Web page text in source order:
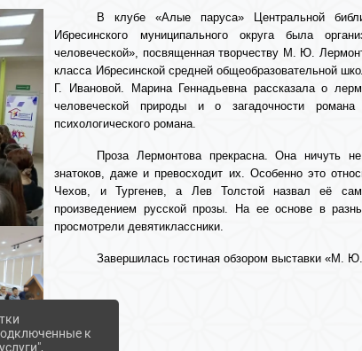
В клубе «Алые паруса» Центральной
Ибресинского муниципального округа была
человеческой», посвященная творчеству М. Ю.
класса Ибресинской средней общеобразовательной
Г. Ивановой. Марина Геннадьевна рассказала о
человеческой природы и о загадочности
психологического романа.
Проза Лермонтова прекрасна. Она ничуть
знатоков, даже и превосходит их. Особенно это
Чехов, и Тургенев, а Лев Толстой назвал её
произведением русской прозы. На ее основе в
просмотрели девятиклассники.
Завершилась гостиная обзором выставки «М.
к